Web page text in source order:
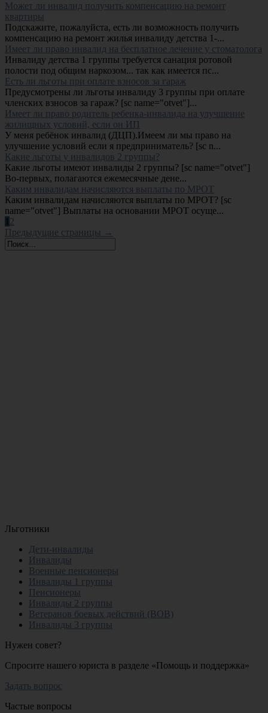
Может ли инвалид получить компенсацию на ремонт
квартиры
Подскажите, пожалуйста, есть ли возможность получить
компенсацию на ремонт жилья инвалиду детства 1-...
Имеет ли право инвалид на бесплатное лечение у стоматолога
Инвалиду детства 1 группы требуется санация ротовой
полости под общим наркозом... так как имеется пс...
Есть ли льготы при оплате взносов за гараж
Предусмотрены ли льготы инвалиду 3 группы при оплате
членских взносов за гараж? [sc name="otvet"]...
Имеет ли право родитель ребенка-инвалида на улучшение
жилищных условий, если он ИП
У меня ребёнок инвалид (ДЦП).Имеем ли мы право на
улучшение условий если я предприниматель? [sc n...
Какие льготы у инвалидов 2 группы?
Какие льготы имеют инвалиды 2 группы? [sc name="otvet"]
Во-первых, полагаются ежемесячные дене...
Каким инвалидам начисляются выплаты по МРОТ
Каким инвалидам начисляются выплаты по МРОТ? [sc
name="otvet"] Выплаты на основании МРОТ осуще...
1 2
Предыдущие страницы →
Льготники
Дети-инвалиды
Инвалиды
Военные пенсионеры
Инвалиды 1 группы
Пенсионеры
Инвалиды 2 группы
Ветеранов боевых действий (ВОВ)
Инвалиды 3 группы
Нужен совет?
Спросите нашего юриста в разделе «Помощь и поддержка»
Задать вопрос
Частые вопросы